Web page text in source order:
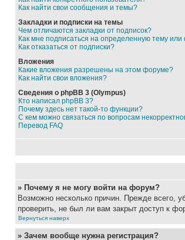
Как найти свои сообщения и темы?
Закладки и подписки на темы
Чем отличаются закладки от подписок?
Как мне подписаться на определенную тему
Как отказаться от подписки?
Вложения
Какие вложения разрешены на этом форуме?
Как найти свои вложения?
Сведения о phpBB 3 (Olympus)
Кто написал phpBB 3?
Почему здесь нет такой-то функции?
С кем можно связаться по вопросам
Перевод FAQ
» Почему я не могу войти на форум?
Возможно несколько причин. Прежде всего,
проверить, не был ли вам закрыт доступ к
Вернуться наверх
» Зачем вообще нужна регистрация?